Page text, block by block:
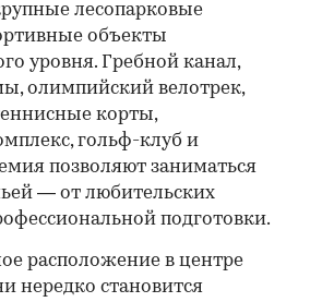
лесопарковые
объекты
уровня. Гребной канал,
олимпийский велотрек,
корты,
гольф-клуб и
позволяют заниматься
— от любительских
подготовки.
расположение в центре
нередко становится